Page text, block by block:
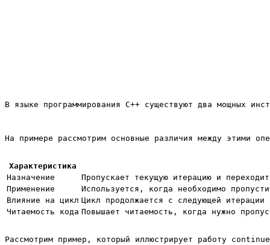
В языке программирования C++ существуют два мощных
На примере рассмотрим основные различия между этими
Характеристика
Назначение
Пропускает текущую итерацию и
Применение
Используется, когда необходимо
Влияние на цикл Цикл продолжается с следующей итерации
Читаемость кода Повышает читаемость, когда нужно
Рассмотрим пример, который иллюстрирует работу continue